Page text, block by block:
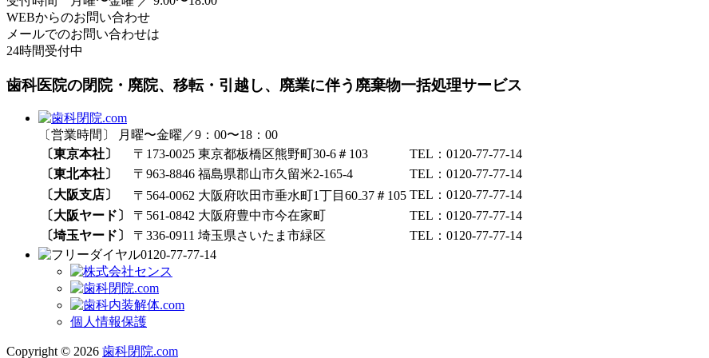
WEBからのお問い合わせ
メールでのお問い合わせは
24時間受付中
歯科医院の閉院・廃院、移転・引越し、廃業に伴う廃棄物一括処理サービス
〔営業時間〕 月曜〜金曜／9：00〜18：00
〔東京本社〕
〒173-0025 東京都板橋区熊野町30-6＃103
TEL：0120-77-77-14
〔東北本社〕
〒963-8846 福島県郡山市久留米2-165-4
TEL：0120-77-77-14
〔大阪支店〕
〒564-0062 大阪府吹田市垂水町1丁目60₋37＃105 TEL：0120-77-77-14
〔大阪ヤード〕
〒561-0842 大阪府豊中市今在家町
TEL：0120-77-77-14
〔埼玉ヤード〕
〒336-0911 埼玉県さいたま市緑区
TEL：0120-77-77-14
0120-77-77-14
個人情報保護
Copyright © 2026 歯科閉院.com